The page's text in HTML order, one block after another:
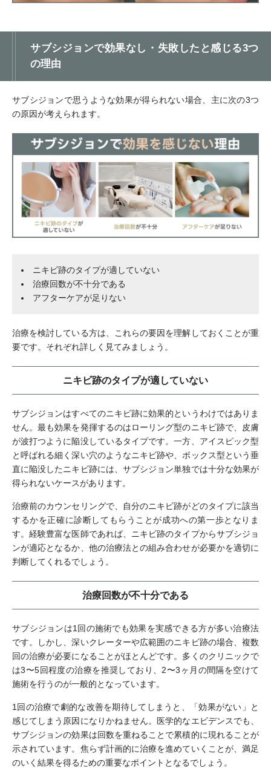
サブシジョンで効果なし・失敗したと感じる3つ
の理由
サブシジョンで思うような効果が得られない場合、主に次の3つ
の原因が考えられます。
ニキビ跡のタイプが適していない
治療回数が不十分である
アフターケアが足りない
治療を検討している方は、これらの要因を理解しておくことが重
要です。それぞれ詳しく見てみましょう。
ニキビ跡のタイプが適していない
サブシジョンはすべてのニキビ跡に効果的というわけではありま
せん。最も効果を発揮するのはローリング型のニキビ跡で、皮膚
が波打つように陥没しているタイプです。一方、アイスピック型
と呼ばれる細く深い穴のようなニキビ跡や、ボックス型という垂
直に陥没したニキビ跡には、サブシジョン単独では十分な効果が
得られないケースがあります。
治療前のカウンセリングで、自分のニキビ跡がどのタイプに該当
するかを正確に診断してもらうことが成功への第一歩となりま
す。経験豊富な医師であれば、ニキビ跡のタイプからサブシジョ
ンが適応となるか、他の治療法との組み合わせが必要かを適切に
判断してくれるでしょう。
治療回数が不十分である
サブシジョンは1回の施術でも効果を実感できる方が多い治療法
です。しかし、深いクレーターや広範囲のニキビ跡の場合、複数
回の治療が必要になることがほとんどです。多くのクリニックで
は3〜5回程度の治療を推奨しており、2〜3ヶ月の間隔を空けて
施術を行うのが一般的となっています。
1回の治療で劇的な改善を期待してしまうと、「効果がない」と
感じてしまう原因になりかねません。医学的なエビデンスでも、
サブシジョンの効果は回数を重ねることで累積的に現れることが
示されています。焦らず計画的に治療を進めていくことが、満足
のいく結果を得るための重要なポイントとなるでしょう。